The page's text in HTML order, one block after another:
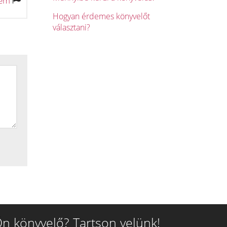
Hogyan érdemes könyvelőt
választani?
könyvelő? Tartson velünk!